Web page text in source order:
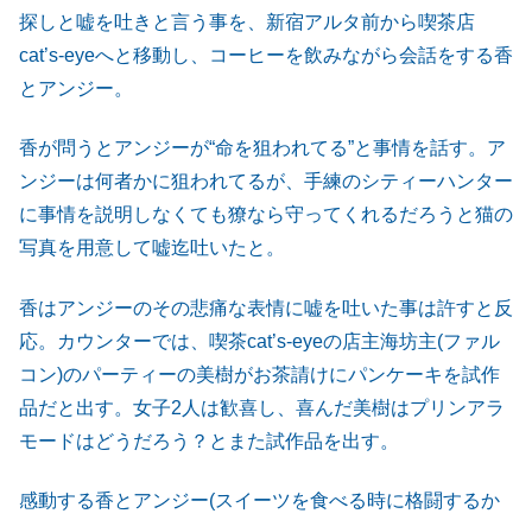
探しと嘘を吐きと言う事を、新宿アルタ前から喫茶店
cat’s-eyeへと移動し、コーヒーを飲みながら会話をする香
とアンジー。
香が問うとアンジーが“命を狙われてる”と事情を話す。ア
ンジーは何者かに狙われてるが、手練のシティーハンター
に事情を説明しなくても獠なら守ってくれるだろうと猫の
写真を用意して嘘迄吐いたと。
香はアンジーのその悲痛な表情に嘘を吐いた事は許すと反
応。カウンターでは、喫茶cat’s-eyeの店主海坊主(ファル
コン)のパーティーの美樹がお茶請けにパンケーキを試作
品だと出す。女子2人は歓喜し、喜んだ美樹はプリンアラ
モードはどうだろう？とまた試作品を出す。
感動する香とアンジー(スイーツを食べる時に格闘するか